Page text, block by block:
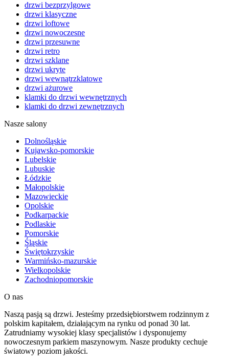
drzwi bezprzylgowe
drzwi klasyczne
drzwi loftowe
drzwi nowoczesne
drzwi przesuwne
drzwi retro
drzwi szklane
drzwi ukryte
drzwi wewnątrzklatowe
drzwi ażurowe
klamki do drzwi wewnętrznych
klamki do drzwi zewnętrznych
Nasze salony
Dolnośląskie
Kujawsko-pomorskie
Lubelskie
Lubuskie
Łódzkie
Małopolskie
Mazowieckie
Opolskie
Podkarpackie
Podlaskie
Pomorskie
Śląskie
Świętokrzyskie
Warmińsko-mazurskie
Wielkopolskie
Zachodniopomorskie
O nas
Naszą pasją są drzwi. Jesteśmy przedsiębiorstwem rodzinnym z
polskim kapitałem, działającym na rynku od ponad 30 lat.
Zatrudniamy wysokiej klasy specjalistów i dysponujemy
nowoczesnym parkiem maszynowym. Nasze produkty cechuje
światowy poziom jakości.